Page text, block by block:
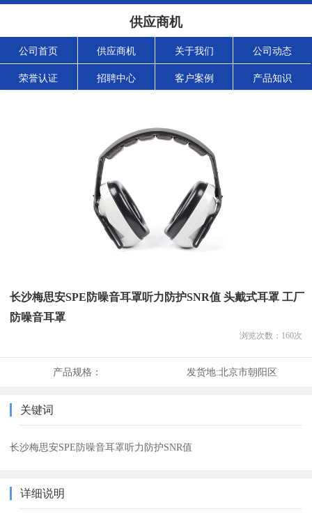
供应商机
公司首页 供应商机 关于我们 公司动态
荣誉认证 招聘中心 客户案例 产品知识
长沙梅思安SPE防噪音耳罩听力防护SNR值 头戴式耳罩 工厂
防噪音耳罩
浏览次数： 160次
产品规格： 发货地:北京市朝阳区
关键词
长沙梅思安SPE防噪音耳罩听力防护SNR值
详细说明